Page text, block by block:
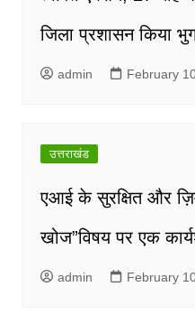
जिला प्रशासन किया
admin February
उत्तराखंड
एआई के सुरक्षित और
खोज”विषय पर एक
admin February